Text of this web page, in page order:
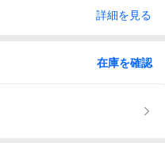
詳細を見る
在庫を確認